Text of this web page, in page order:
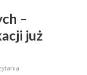
–
już